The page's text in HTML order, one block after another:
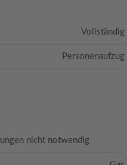
Vollständig
Personenaufzug
nicht notwendig